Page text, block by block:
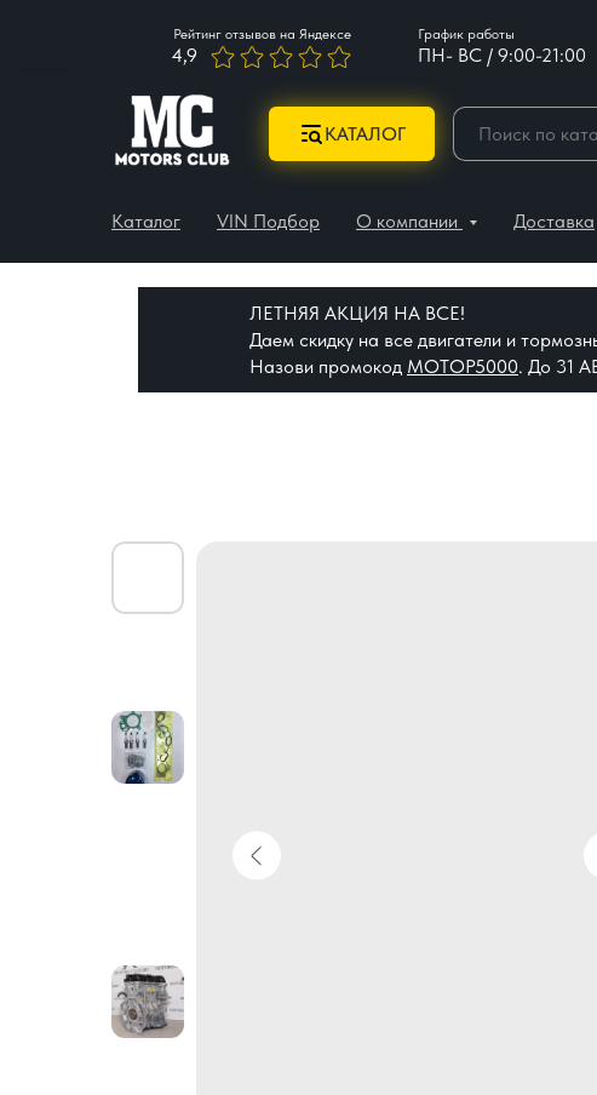
ПН- ВС / 9:00-21:00
Рейтинг отзывов на Яндексе График работы
4,9
КАТАЛОГ
Каталог VIN Подбор О компании Доставка
ЛЕТНЯЯ АКЦИЯ НА ВСЕ!
Даем скидку на все двигатели и
Назови промокод МОТОР5000. До 31